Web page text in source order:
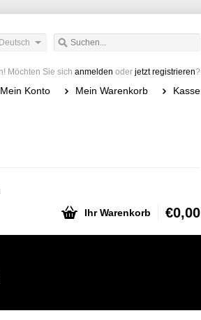
Deutsch
Möchten Sie sich anmelden oder jetzt registrieren?
Mein Konto Mein Warenkorb Kasse
Ihr Warenkorb €0,00